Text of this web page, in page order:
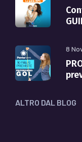
8
ALTRO DAL BLOG